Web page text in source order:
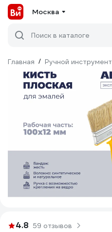
Москва
Поиск в каталоге
Главная / Ручной инструмент
4.8 59 отзывов